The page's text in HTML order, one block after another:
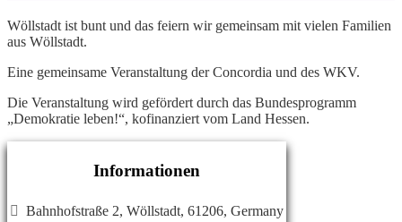
Wöllstadt ist bunt und das feiern wir gemeinsam mit vielen Familien
aus Wöllstadt.
Eine gemeinsame Veranstaltung der Concordia und des WKV.
Die Veranstaltung wird gefördert durch das Bundesprogramm
„Demokratie leben!“, kofinanziert vom Land Hessen.
Informationen
 Bahnhofstraße 2, Wöllstadt, 61206, Germany